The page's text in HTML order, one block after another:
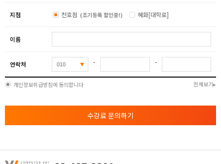
지점 천호점 (조기등록 할인중!) 혜화[대학로]
이름
연락처 - -
개인정보취급방침에 동의합니다 전체보기
수강료 문의하기